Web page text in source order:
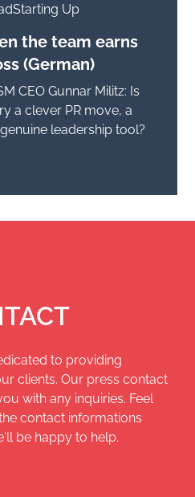
Starting Up
the team earns
(German)
CEO Gunnar Militz: Is
a clever PR move, a
leadership tool?
to providing
clients. Our press contact
with any inquiries. Feel
contact informations
be happy to help.